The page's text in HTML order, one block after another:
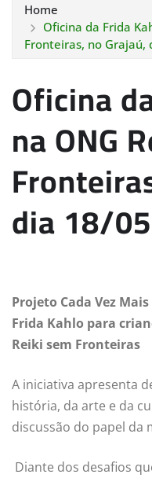
Home
Oficina da Frida
Fronteiras, no Grajaú,
Oficina
na ONG
dia 18/05
Projeto Cada Vez Mais
Frida Kahlo para
Reiki sem Fronteiras
A iniciativa apresenta
história, da arte e da
discussão do papel da
Diante dos desafios